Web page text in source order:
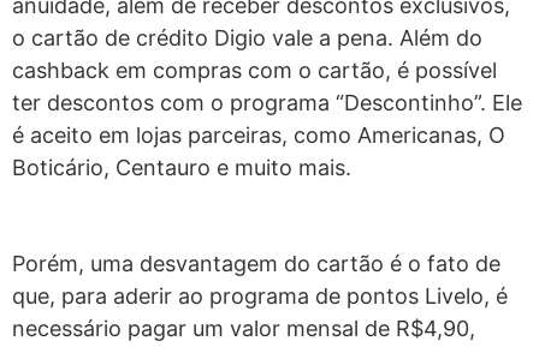
anuidade, além de receber descontos exclusivos,
o cartão de crédito Digio vale a pena. Além do
cashback em compras com o cartão, é possível
ter descontos com o programa “Descontinho”. Ele
é aceito em lojas parceiras, como Americanas, O
Boticário, Centauro e muito mais.
Porém, uma desvantagem do cartão é o fato de
que, para aderir ao programa de pontos Livelo, é
necessário pagar um valor mensal de R$4,90,